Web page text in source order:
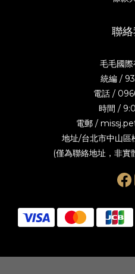
聯
毛毛國際
統編 /
電話 /
時間 /
電郵 /
地址/台北市中山區
(僅為聯絡地址，非實